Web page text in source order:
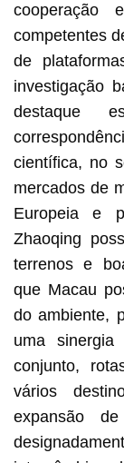
cooperação
competentes
de
investigação
destaque
científica, no
mercados de
Europeia e
Zhaoqing
terrenos e
que Macau
do ambiente,
uma
conjunto,
vários
expansão